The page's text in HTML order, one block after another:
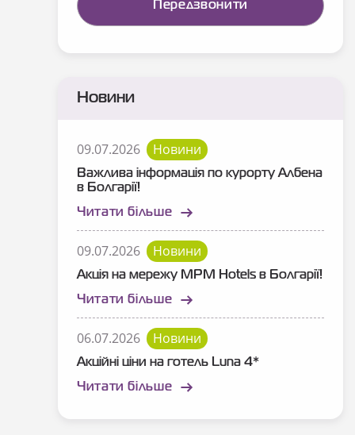
Новини
09.07.2026 Новини
Важлива інформація по курорту Албена
в Болгарії!
Читати більше
09.07.2026 Новини
Акція на мережу MPM Hotels в Болгарії!
Читати більше
06.07.2026 Новини
Акційні ціни на готель Luna 4*
Читати більше